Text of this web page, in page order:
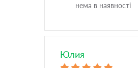
нема в наявності
Юлия